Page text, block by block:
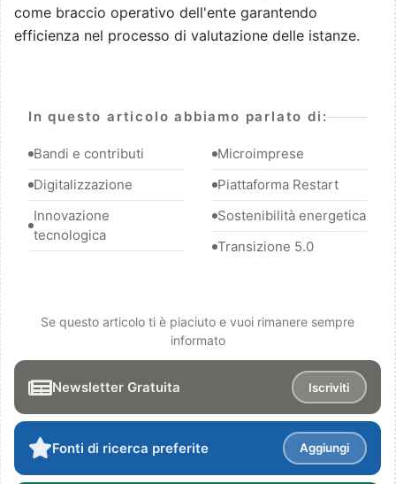
come braccio operativo dell'ente garantendo
efficienza nel processo di valutazione delle istanze.
In questo articolo abbiamo parlato di:
Bandi e contributi
Digitalizzazione
Innovazione
tecnologica
Microimprese
Piattaforma Restart
Sostenibilità energetica
Transizione 5.0
Se questo articolo ti è piaciuto e vuoi rimanere sempre
informato
Newsletter Gratuita Iscriviti
Fonti di ricerca preferite Aggiungi